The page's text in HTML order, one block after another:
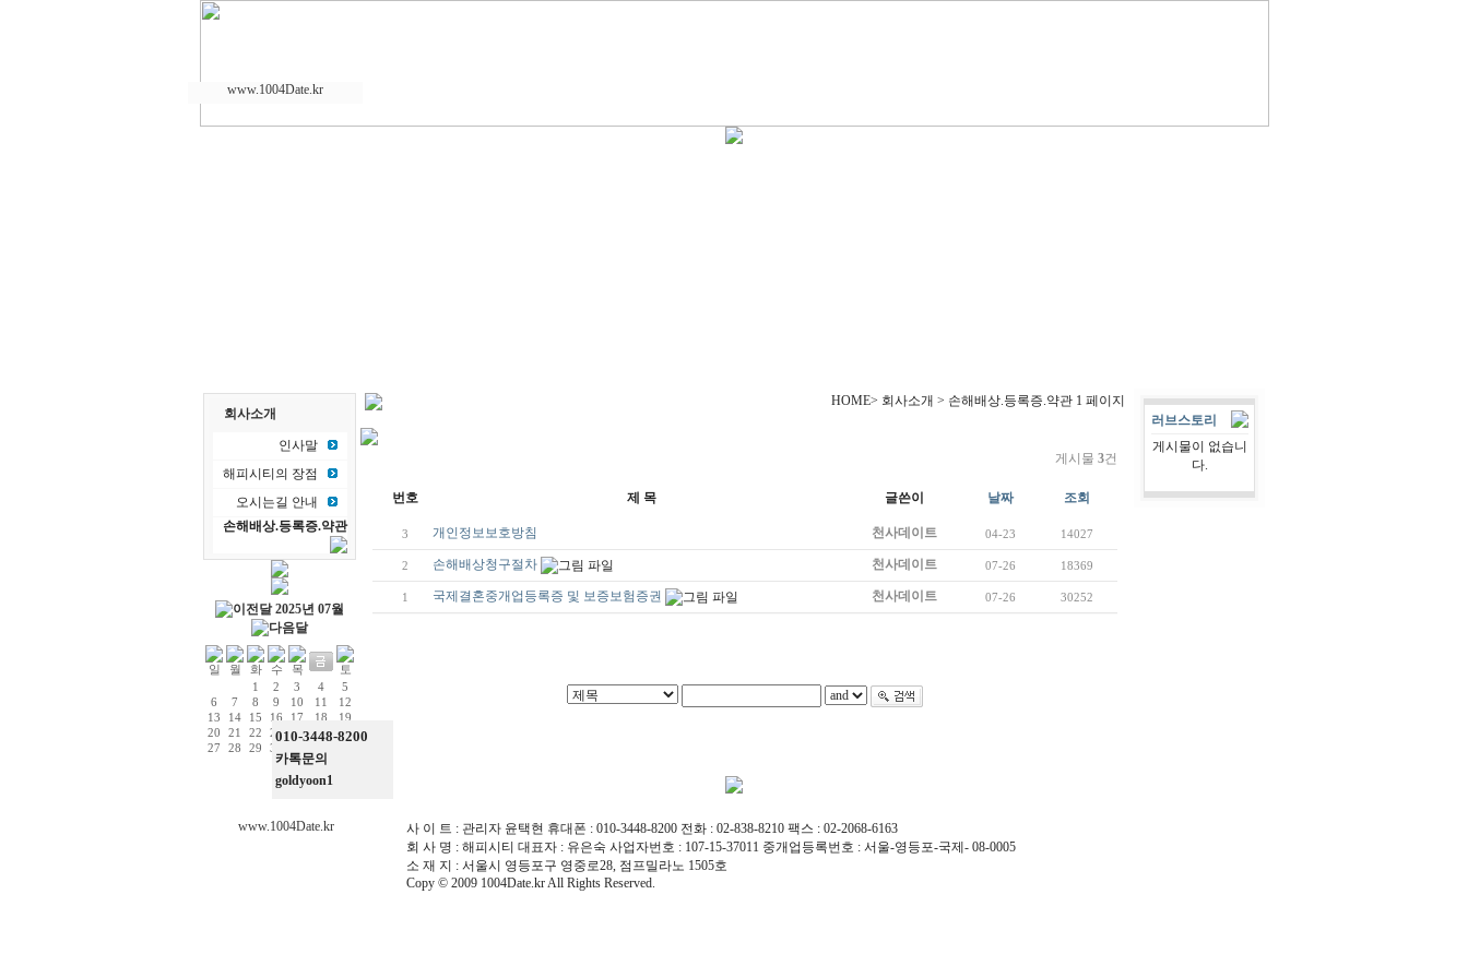
www.1004Date.kr
회사소개
인사말
해피시티의 장점
오시는길 안내
손해배상.등록증.약관
010-3448-8200
카톡문의
goldyoon1
2025년 07월
1 2 3 4
5
6
7 8 9 10 11
12
13
14 15 16 17 18
19
20
21 22 23 24 25
26
27
28 29 30
HOME> 회사소개 > 손해배상.등록증.약관 1 페이지
게시물 3건
번호 제 목 글쓴이 날짜 조회
3 개인정보보호방침 천사데이트 04-23 14027
2 손해배상청구절차 천사데이트 07-26 18369
1 국제결혼중개업등록증 및 보증보험증권 천사데이트 07-26 30252
러브스토리
게시물이 없습니
다.
사 이 트 : 관리자 윤택현 휴대폰 : 010-3448-8200 전화 : 02-838-8210 팩스 : 02-2068-6163
회 사 명 : 해피시티 대표자 : 유은숙 사업자번호 : 107-15-37011 중개업등록번호 : 서울-영등포-국제- 08-0005
소 재 지 : 서울시 영등포구 영중로28, 점프밀라노 1505호
Copy © 2009 1004Date.kr All Rights Reserved.
www.1004Date.kr